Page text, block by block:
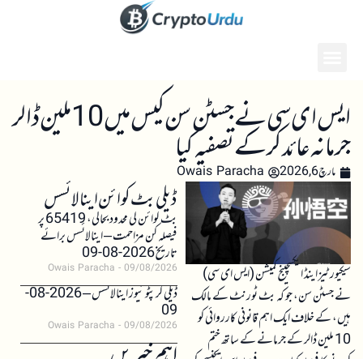
ایس ای سی نے جسٹن سن کیس میں 10 ملین ڈالر
جرمانہ عائد کر کے تصفیہ کیا
مارچ 6, 2026 Owais Paracha
سیکیورٹیز اینڈ ایکسچینج کمیشن (ایس ای سی)
نے جسٹن سن، جو کہ بٹ ٹورنٹ کے مالک
ہیں، کے خلاف ایک اہم قانونی کارروائی کو
10 ملین ڈالر کے جرمانے کے ساتھ ختم
ڈیلی بٹ کوائن اینالائسس
بٹ کوائن کی محدود بحالی، 65419 پر
فیصلہ کن مزاحمت – اینالائسس برائے
تاریخ 2026-08-09
Owais Paracha 09/08/2026
ڈیلی کرپٹو نیوز اینالائسس – 2026-08-
09
Owais Paracha 09/08/2026